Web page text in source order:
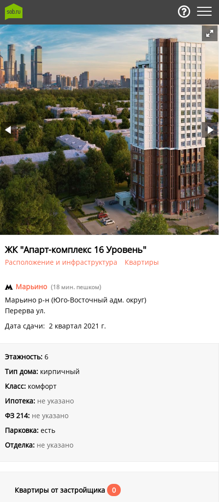
ЖК "Апарт-комплекс 16 Уровень"
Расположение и инфраструктура Квартиры
Марьино (18 мин. пешком)
Марьино р-н (Юго-Восточный адм. округ)
Перерва ул.
Дата сдачи: 2 квартал 2021 г.
Этажность: 6
Тип дома: кирпичный
Класс: комфорт
Ипотека: не указано
ФЗ 214: не указано
Парковка: есть
Отделка: не указано
Квартиры от застройщика 0